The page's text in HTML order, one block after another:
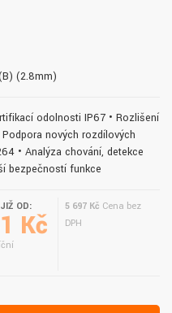
(2.8mm)
odolnosti IP67 • Rozlišení
nových rozdílových
• Analýza chování, detekce
bezpečností funkce
OD:
Kč
5 697 Kč Cena bez
DPH